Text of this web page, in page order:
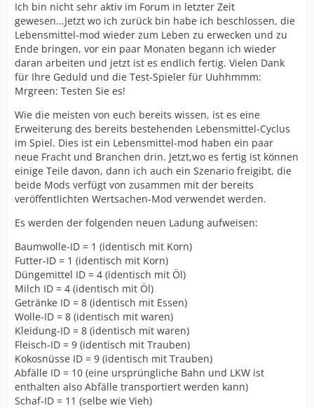
Ich bin nicht sehr aktiv im Forum in letzter Zeit
gewesen...Jetzt wo ich zurück bin habe ich beschlossen, die
Lebensmittel-mod wieder zum Leben zu erwecken und zu
Ende bringen, vor ein paar Monaten begann ich wieder
daran arbeiten und jetzt ist es endlich fertig. Vielen Dank
für Ihre Geduld und die Test-Spieler für Uuhhmmm:
Mrgreen: Testen Sie es!
Wie die meisten von euch bereits wissen, ist es eine
Erweiterung des bereits bestehenden Lebensmittel-Cyclus
im Spiel. Dies ist ein Lebensmittel-mod haben ein paar
neue Fracht und Branchen drin. Jetzt,wo es fertig ist können
einige Teile davon, dann ich auch ein Szenario freigibt, die
beide Mods verfügt von zusammen mit der bereits
veröffentlichten Wertsachen-Mod verwendet werden.
Es werden der folgenden neuen Ladung aufweisen:
Baumwolle-ID = 1 (identisch mit Korn)
Futter-ID = 1 (identisch mit Korn)
Düngemittel ID = 4 (identisch mit Öl)
Milch ID = 4 (identisch mit Öl)
Getränke ID = 8 (identisch mit Essen)
Wolle-ID = 8 (identisch mit waren)
Kleidung-ID = 8 (identisch mit waren)
Fleisch-ID = 9 (identisch mit Trauben)
Kokosnüsse ID = 9 (identisch mit Trauben)
Abfälle ID = 10 (eine ursprüngliche Bahn und LKW ist
enthalten also Abfälle transportiert werden kann)
Schaf-ID = 11 (selbe wie Vieh)